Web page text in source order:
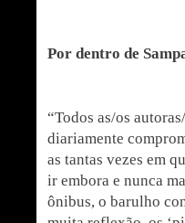
Por dentro de
“Todos as/os
diariamente
as tantas vezes em
ir embora e nunca
ônibus, o barulho